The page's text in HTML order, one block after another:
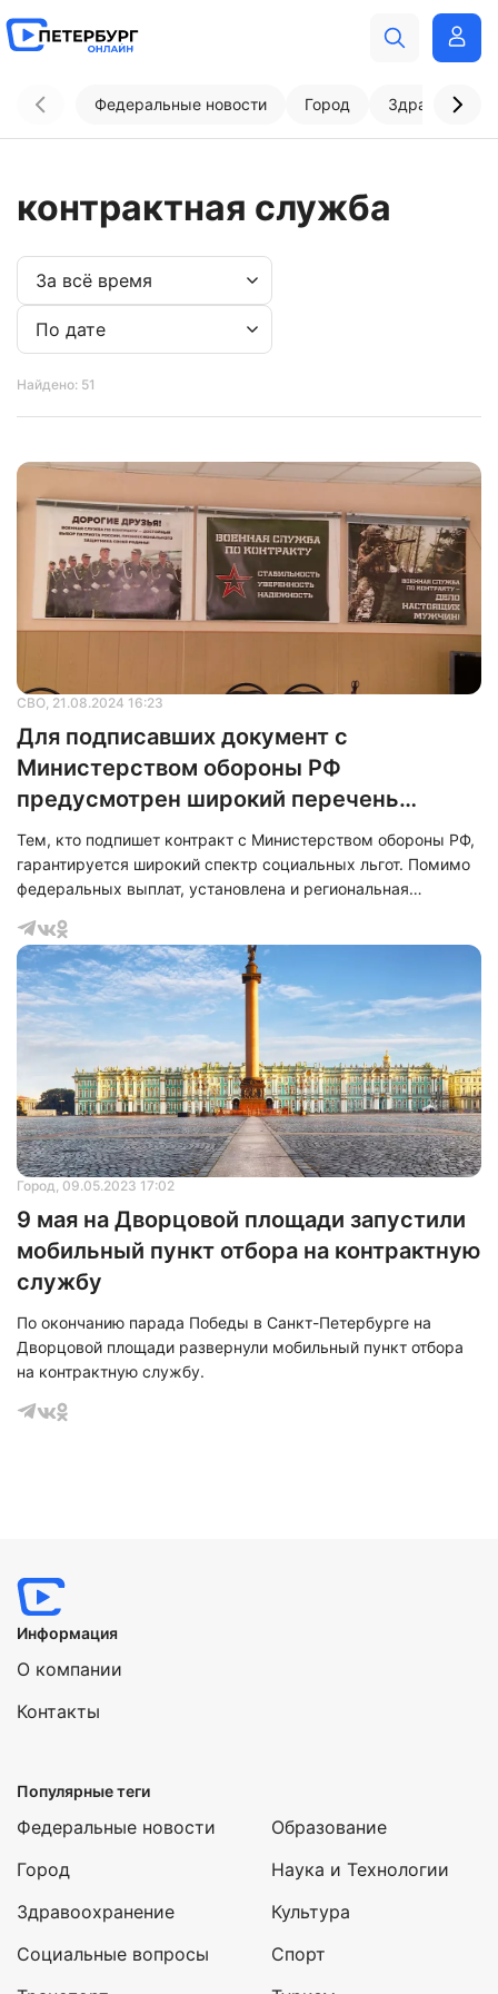
Федеральные новости Город
контрактная служба
Найдено: 51
СВО, 21.08.2024 16:23
Для подписавших документ с
Министерством обороны РФ
предусмотрен широкий перечень
социальных гарантий
Тем, кто подпишет контракт с Министерством обороны РФ,
гарантируется широкий спектр социальных льгот. Помимо
федеральных выплат, установлена и региональная
000 рублей, из которых 1 700 000 рублей выплачиваются
из бюджета Санкт-Петербурга.
Город, 09.05.2023 17:02
9 мая на Дворцовой площади запустили
мобильный пункт отбора на контрактную
службу
По окончанию парада Победы в Санкт-Петербурге на
Дворцовой площади развернули мобильный пункт отбора
на контрактную службу.
Нажимая на кнопку "Отправить" вы
соглашаетесь сполитикой конфиденциальности
Информация
О компании
Контакты
Популярные теги
Федеральные новости
Город
Здравоохранение
Социальные вопросы
Образование
Наука и Технологии
Культура
Спорт